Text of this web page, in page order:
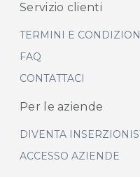
Servizio clienti
TERMINI E
FAQ
CONTATTACI
Per le aziende
DIVENTA
ACCESSO AZIENDE